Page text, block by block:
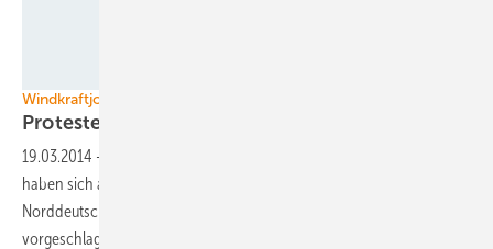
Windkraftjobs und Bildungsmesse
Proteste für Beschäftigung als
19.03.2014 -
haben sich am 19. März an Protestkundgebungen in ganz
Norddeutschland gegen die bisher von der schwarz-roten Koalition
vorgeschlagenen EEG-Reformen beteiligt. Wichtige Job- und